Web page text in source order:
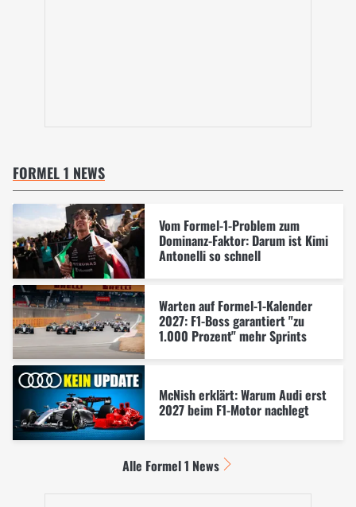
FORMEL 1 NEWS
Vom Formel-1-Problem zum
Dominanz-Faktor: Darum ist Kimi
Antonelli so schnell
Warten auf Formel-1-Kalender
2027: F1-Boss garantiert "zu
1.000 Prozent" mehr Sprints
McNish erklärt: Warum Audi erst
2027 beim F1-Motor nachlegt
Alle Formel 1 News